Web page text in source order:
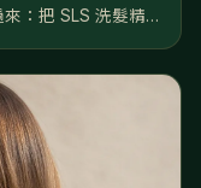
：把 SLS 洗髮精